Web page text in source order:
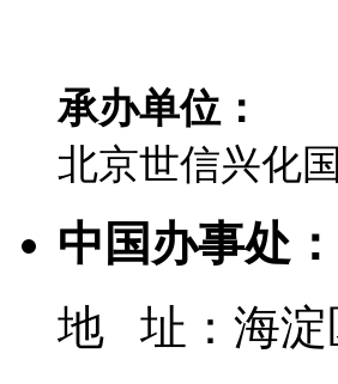
承办单位：
北京世信兴化
中国办事处：
地 址：海淀